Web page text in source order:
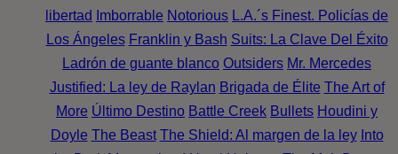
libertad
Imborrable Notorious L.A.´s Finest. Policías de
Los Ángeles Franklin y Bash Suits: La Clave Del Éxito
Ladrón de guante blanco Outsiders Mr. Mercedes
Justified: La ley de Raylan Brigada de Élite The Art of
More Último Destino Battle Creek Bullets Houdini y
Doyle The Beast The Shield: Al margen de la ley Into